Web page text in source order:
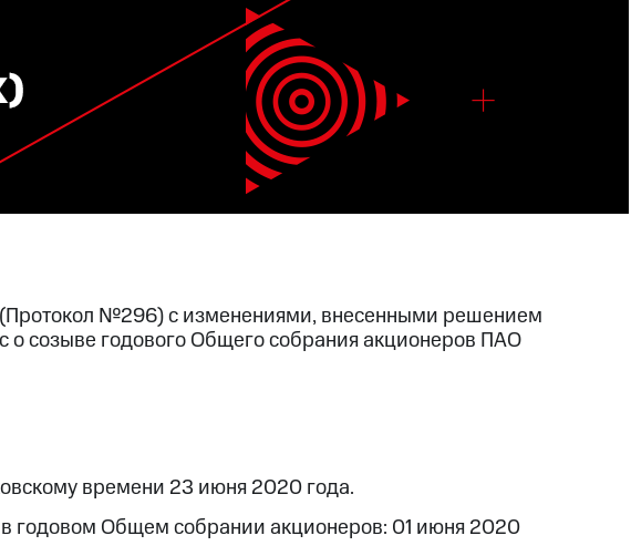
№296) с изменениями, внесенными решением
созыве годового Общего собрания акционеров ПАО
времени 23 июня 2020 года.
годовом Общем собрании акционеров: 01 июня 2020